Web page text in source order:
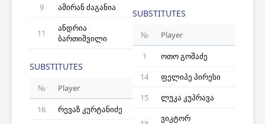
9
ამირან ძაგანია
11
ანდრია
ბართიშვილი
SUBSTITUTES
№
Player
16
რევაზ კურტანიძე
SUBSTITUTES
№
Player
1
ოთო გოშაძე
14
ფელიპე პირესი
15
ლუკა კუპრავა
ვიკტორ